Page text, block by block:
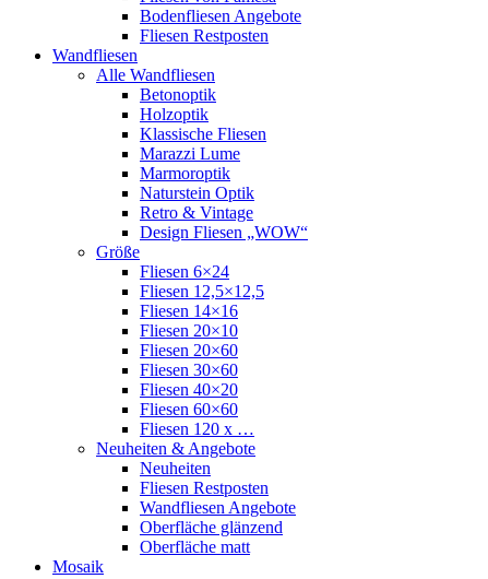
Bodenfliesen Angebote
Fliesen Restposten
Wandfliesen
Alle Wandfliesen
Betonoptik
Holzoptik
Klassische Fliesen
Marazzi Lume
Marmoroptik
Naturstein Optik
Retro & Vintage
Design Fliesen „WOW“
Größe
Fliesen 6×24
Fliesen 12,5×12,5
Fliesen 14×16
Fliesen 20×10
Fliesen 20×60
Fliesen 30×60
Fliesen 40×20
Fliesen 60×60
Fliesen 120 x …
Neuheiten & Angebote
Neuheiten
Fliesen Restposten
Wandfliesen Angebote
Oberfläche glänzend
Oberfläche matt
Mosaik